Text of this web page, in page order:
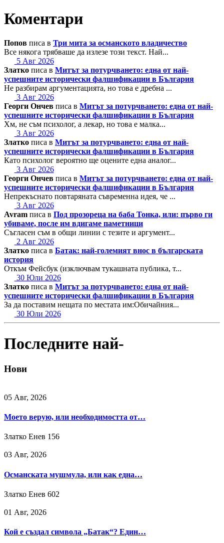
Коментари
Попов писа в Три мита за османското владичество
Все някога трябваше да излезе този текст. Най...
5 Авг 2026
Златко писа в Митът за потурчването: една от най-
успешните исторически фалшификации в България
Не разбирам аргументацията, но това е дребна ...
3 Авг 2026
Георги Ончев писа в Митът за потурчването: една от най-
успешните исторически фалшификации в България
Хм, не съм психолог, а лекар, но това е малка...
3 Авг 2026
Златко писа в Митът за потурчването: една от най-
успешните исторически фалшификации в България
Като психолог вероятно ще оцените една аналог...
3 Авг 2026
Георги Ончев писа в Митът за потурчването: една от най-
успешните исторически фалшификации в България
Непрекъснато повтаряната съвременна идея, че ...
3 Авг 2026
Avram писа в Под прозореца на баба Тонка, или: първо ги
убиваме, после им вдигаме паметници
Съгласен съм в общи линии с тезите и аргумент...
2 Авг 2026
Златко писа в Батак: най-големият внос в българската
история
Откъм Фейсбук (изключвам тукашната публика, т...
30 Юли 2026
Златко писа в Митът за потурчването: една от най-
успешните исторически фалшификации в България
За да поставим нещата по местата им:Обичайния...
30 Юли 2026
Последните най-
Нови
05 Авг, 2026
Моето верую, или необходимостта от…
Златко Енев 156
03 Авг, 2026
Османската мушмула, или как една…
Златко Енев 602
01 Авг, 2026
Кой е създал символа „Батак“? Един…